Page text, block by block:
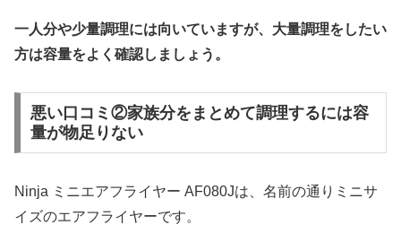
一人分や少量調理には向いていますが、大量調理をしたい
方は容量をよく確認しましょう。
悪い口コミ②家族分をまとめて調理するには容
量が物足りない
Ninja ミニエアフライヤー AF080Jは、名前の通りミニサ
イズのエアフライヤーです。